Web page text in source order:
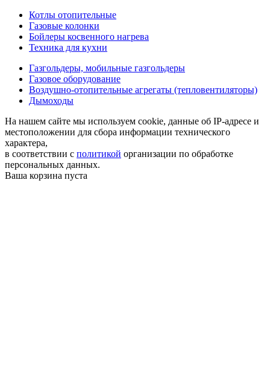
Котлы отопительные
Газовые колонки
Бойлеры косвенного нагрева
Техника для кухни
Газгольдеры, мобильные газгольдеры
Газовое оборудование
Воздушно-отопительные агрегаты (тепловентиляторы)
Дымоходы
На нашем сайте мы используем cookie, данные об IP-адресе и
местоположении для сбора информации технического
характера,
в соответствии с политикой организации по обработке
персональных данных.
Ваша корзина пуста